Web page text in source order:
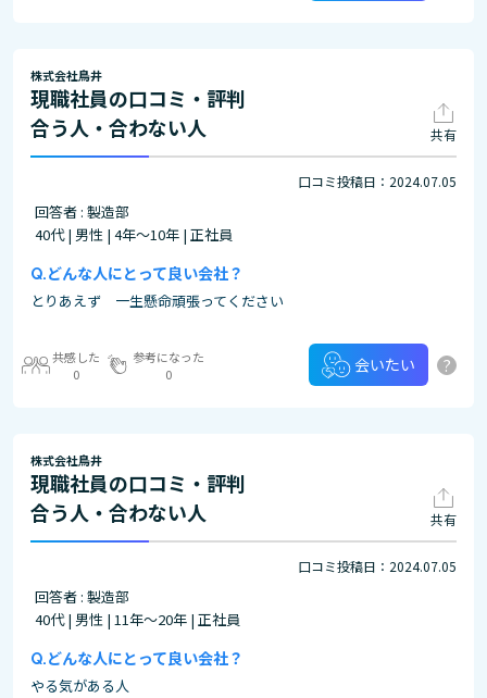
株式会社鳥井
現職社員の口コミ・評判
合う人・合わない人
共有
口コミ投稿日：2024.07.05
回答者 : 製造部
40代 | 男性 | 4年～10年 | 正社員
どんな人にとって良い会社？
とりあえず 一生懸命頑張ってください
共感した
0
参考になった
0
会いたい ?
株式会社鳥井
現職社員の口コミ・評判
合う人・合わない人
共有
口コミ投稿日：2024.07.05
回答者 : 製造部
40代 | 男性 | 11年～20年 | 正社員
どんな人にとって良い会社？
やる気がある人